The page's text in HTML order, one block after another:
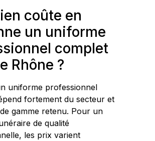
coûte en
un uniforme
complet
Rhône ?
uniforme professionnel
fortement du secteur et
gamme retenu. Pour un
de qualité
les prix varient